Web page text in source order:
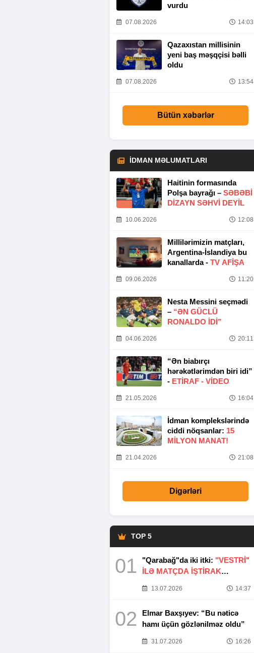
vurdu
07.08.2026 14:03
Qazaxıstan millisinin
yeni baş məşqçisi bəlli
oldu
07.08.2026 13:54
Bütün xəbərlər
İDMAN MƏLUMATLARI
Haitinin formasında
Polşa bayrağı – SƏBƏBI
DIZAYN SƏHVI DEYIL
10.06.2026 12:08
Millilərimizin matçları,
Argentina-İslandiya bu
kanallarda - TV AFİŞA
09.06.2026 11:20
Nesta Messini seçmədi
– “ƏN GÜCLÜ
RONALDO IDI”
04.06.2026 20:11
“Ən biabırçı
hərəkətlərimdən biri idi”
- ETIRAF - VİDEO
21.05.2026 16:04
İdman komplekslərində
ciddi nöqsanlar: 15
MILYON MANAT!
21.04.2026 21:08
Digərləri
TOP 5
01 "Qarabağ"da iki itki: "VESTRİ"
İLƏ MATÇDA İŞTİRAK
13.07.2026 14:37
02
Elmar Baxşıyev: “Bu nəticə
hamı üçün gözlənilməz oldu”
31.07.2026 16:26